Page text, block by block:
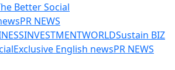
Better Social
PR NEWS
INVESTMENTWORLDSustain BIZ
Exclusive English newsPR NEWS